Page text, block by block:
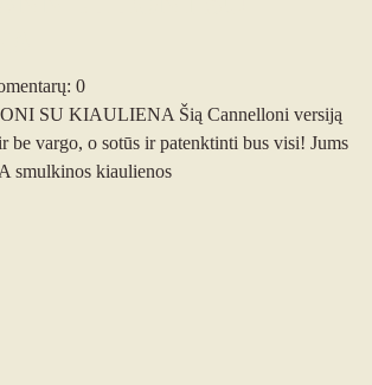
0
SU KIAULIENA Šią Cannelloni versiją
be vargo, o sotūs ir patenktinti bus visi! Jums
smulkinos kiaulienos